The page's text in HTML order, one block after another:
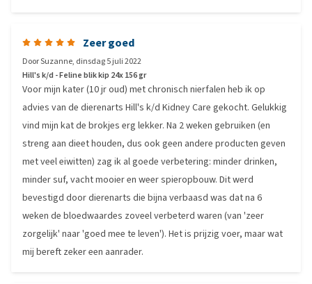
Zeer goed
DoorSuzanne, dinsdag 5 juli 2022
Hill's k/d - Feline blik kip 24x 156 gr
Voor mijn kater (10 jr oud) met chronisch nierfalen heb ik op
advies van de dierenarts Hill's k/d Kidney Care gekocht. Gelukkig
vind mijn kat de brokjes erg lekker. Na 2 weken gebruiken (en
streng aan dieet houden, dus ook geen andere producten geven
met veel eiwitten) zag ik al goede verbetering: minder drinken,
minder suf, vacht mooier en weer spieropbouw. Dit werd
bevestigd door dierenarts die bijna verbaasd was dat na 6
weken de bloedwaardes zoveel verbeterd waren (van 'zeer
zorgelijk' naar 'goed mee te leven'). Het is prijzig voer, maar wat
mij bereft zeker een aanrader.